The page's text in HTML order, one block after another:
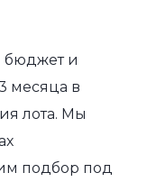
бюджет и
месяца в
лота. Мы
подбор под